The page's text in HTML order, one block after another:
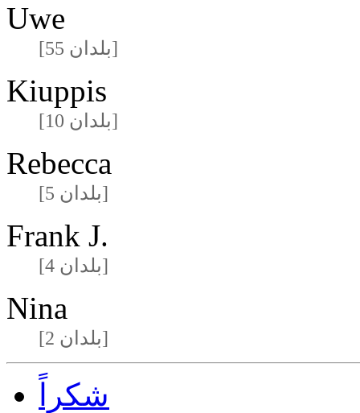
Uwe
[55 بلدان]
Kiuppis
[10 بلدان]
Rebecca
[5 بلدان]
Frank J.
[4 بلدان]
Nina
[2 بلدان]
شكراً